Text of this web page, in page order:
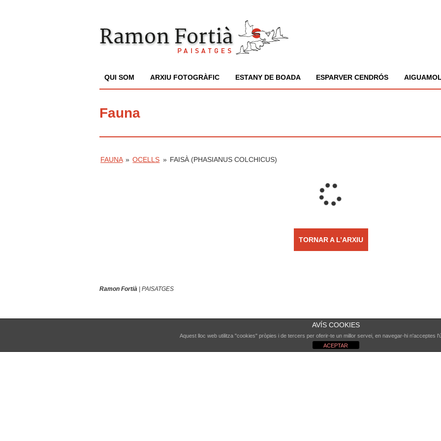
QUI SOM ARXIU FOTOGRÀFIC ESTANY DE BOADA ESPARVER CENDRÓS
Fauna
FAUNA » OCELLS » FAISÀ (PHASIANUS COLCHICUS)
TORNAR A L’ARXIU
Ramon Fortià | PAISATGES
AVÍS COOKIES
Aquest lloc web utilitza "cookies" pròpies i de tercers per oferir-te un millor servei, en navegar-hi n'acceptes
ACEPTAR